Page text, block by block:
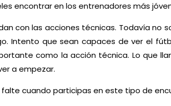
encontrar en los entrenadores más
con las acciones técnicas. Todavía no
Intento que sean capaces de ver el
como la acción técnica. Lo que
a empezar.
cuando participas en este tipo de